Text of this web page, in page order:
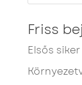
Friss
Elsős